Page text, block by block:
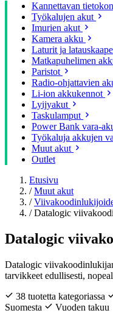
Kannettavan
Työkalujen akut
Imurien akut
Kamera akku
Laturit ja
Matkapuhelimen
Paristot
Radio-ohjattavien
Li-ion akkukennot
Lyijyakut
Taskulamput
Power Bank vara-
Työkaluja akkujen
Muut akut
Outlet
Etusivu
/ Muut akut
/
/ Datalogic
Datalogic
Datalogic
tarvikkeet edullisesti,
38 tuotetta kategoriassa
Suomesta
Vuoden takuu